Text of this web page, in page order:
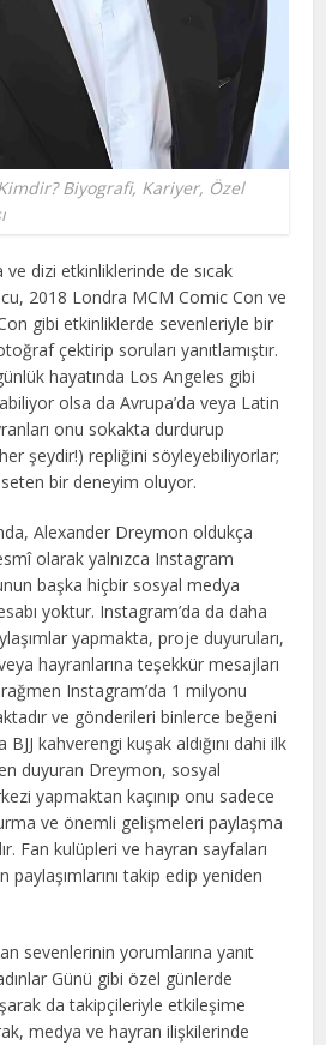
Biyografi, Kariyer, Özel
ve dizi etkinliklerinde de sıcak
2018 Londra MCM Comic Con ve
gibi etkinliklerde sevenleriyle bir
çektirip soruları yanıtlamıştır.
hayatında Los Angeles gibi
olsa da Avrupa’da veya Latin
onu sokakta durdurup
şeydir!) repliğini söyleyebiliyorlar;
bir deneyim oluyor.
Alexander Dreymon oldukça
olarak yalnızca Instagram
başka hiçbir sosyal medya
yoktur. Instagram’da da daha
yapmakta, proje duyuruları,
hayranlarına teşekkür mesajları
Instagram’da 1 milyonu
ve gönderileri binlerce beğeni
BJJ kahverengi kuşak aldığını dahi ilk
duyuran Dreymon, sosyal
yapmaktan kaçınıp onu sadece
ve önemli gelişmeleri paylaşma
Fan kulüpleri ve hayran sayfaları
takip edip yeniden
sevenlerinin yorumlarına yanıt
Günü gibi özel günlerde
da takipçileriyle etkileşime
medya ve hayran ilişkilerinde